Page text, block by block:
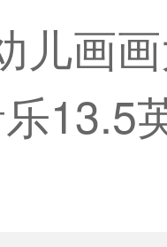
儿画
13.5